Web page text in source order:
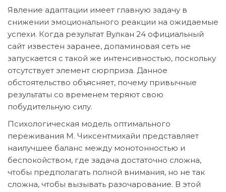
Явление адаптации имеет главную задачу в
снижении эмоционального реакции на ожидаемые
успехи. Когда результат Вулкан 24 официальный
сайт известен заранее, допаминовая сеть не
запускается с такой же интенсивностью, поскольку
отсутствует элемент сюрприза. Данное
обстоятельство объясняет, почему привычные
результаты со временем теряют свою
побудительную силу.
Психологическая модель оптимального
переживания М. Чиксентмихайи представляет
наилучшее баланс между монотонностью и
беспокойством, где задача достаточно сложна,
чтобы предполагать полной внимания, но не так
сложна, чтобы вызывать разочарование. В этой